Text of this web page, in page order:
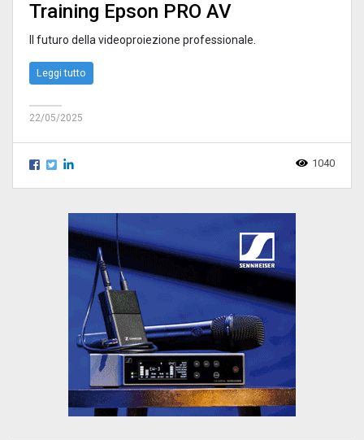
Training Epson PRO AV
Il futuro della videoproiezione professionale.
Leggi tutto
22/05/2025
1040